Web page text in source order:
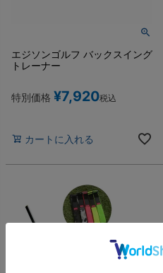
エジソンゴルフ バックスイング
トレーナー
特別価格 ¥7,920税込
カートに入れる